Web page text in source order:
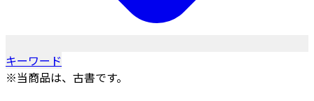
キーワード
※当商品は、古書です。